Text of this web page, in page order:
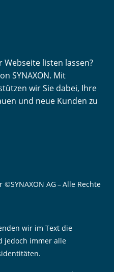
listen lassen?
SYNAXON. Mit
wir Sie dabei, Ihre
und neue Kunden zu
©SYNAXON AG – Alle Rechte
wir im Text die
jedoch immer alle